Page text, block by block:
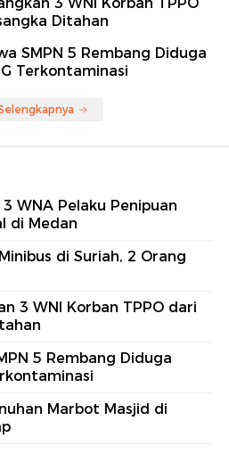
Ditahan
SMPN 5 Rembang Diduga
Terkontaminasi
WNA Pelaku Penipuan
di Medan
di Suriah, 2 Orang
3 WNI Korban TPPO dari
5 Rembang Diduga
Marbot Masjid di